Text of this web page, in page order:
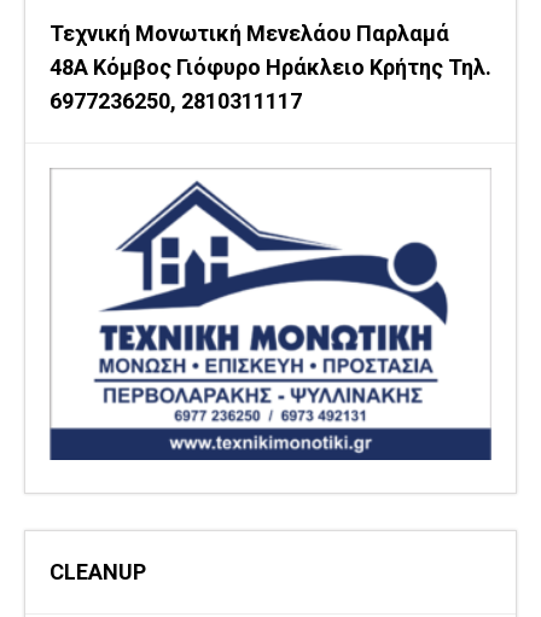
Τεχνική Μονωτική Μενελάου Παρλαμά
48Α Κόμβος Γιόφυρο Ηράκλειο Κρήτης Τηλ.
6977236250, 2810311117
CLEANUP